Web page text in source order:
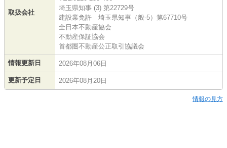
取扱会社
埼玉県知事 (3) 第22729号
建設業免許 埼玉県知事（般-5）第67710号
全日本不動産協会
不動産保証協会
首都圏不動産公正取引協議会
情報更新日 2026年08月06日
更新予定日 2026年08月20日
情報の見方